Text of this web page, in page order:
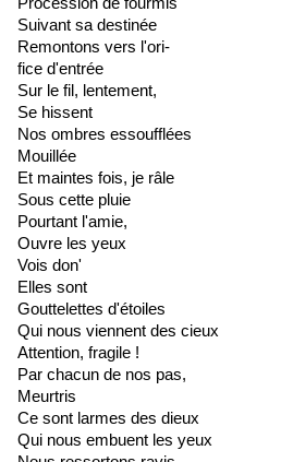
Suivant sa destinée
Remontons vers l'ori-
fice d'entrée
Sur le fil, lentement,
Se hissent
Nos ombres essoufflées
Mouillée
Et maintes fois, je râle
Sous cette pluie
Pourtant l'amie,
Ouvre les yeux
Vois don'
Elles sont
Gouttelettes d'étoiles
Qui nous viennent des cieux
Attention, fragile !
Par chacun de nos pas,
Meurtris
Ce sont larmes des dieux
Qui nous embuent les yeux